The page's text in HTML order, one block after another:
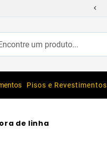
um produto...
Pisos e Revestimentos
de linha